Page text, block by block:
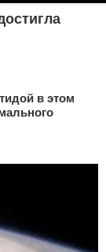
в этом